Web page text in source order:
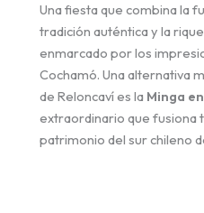
Una fiesta que combina la
tradición auténtica y la
enmarcado por los
Cochamó. Una alternativa
de Reloncaví es la Minga
extraordinario que fusiona
patrimonio del sur chileno